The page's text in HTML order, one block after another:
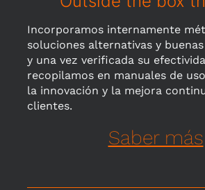
Incorporamos internamente
soluciones alternativas y
y una vez verificada su
recopilamos en manuales de
la innovación y la mejora
clientes.
Saber más